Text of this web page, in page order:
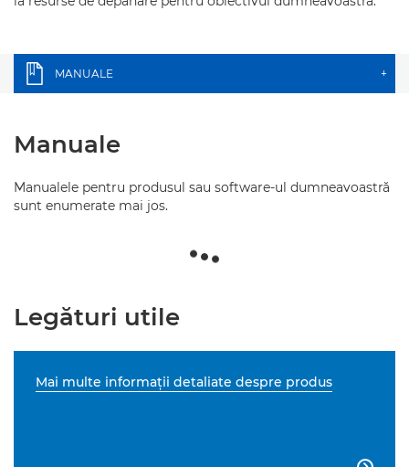
MANUALE +
Manuale
Manualele pentru produsul sau software-ul dumneavoastră
sunt enumerate mai jos.
Legături utile
Mai multe informaţii detaliate despre produs